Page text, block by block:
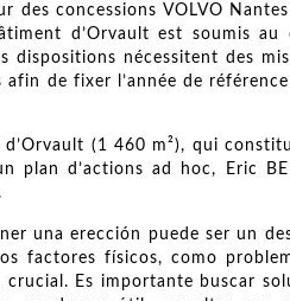
des concessions VOLVO
d’Orvault est soumis
dispositions nécessitent des
de fixer l’année de
d’Orvault (1 460 m²), qui
plan d’actions ad hoc, Eric
una erección puede ser un
factores físicos, como
crucial. Es importante buscar